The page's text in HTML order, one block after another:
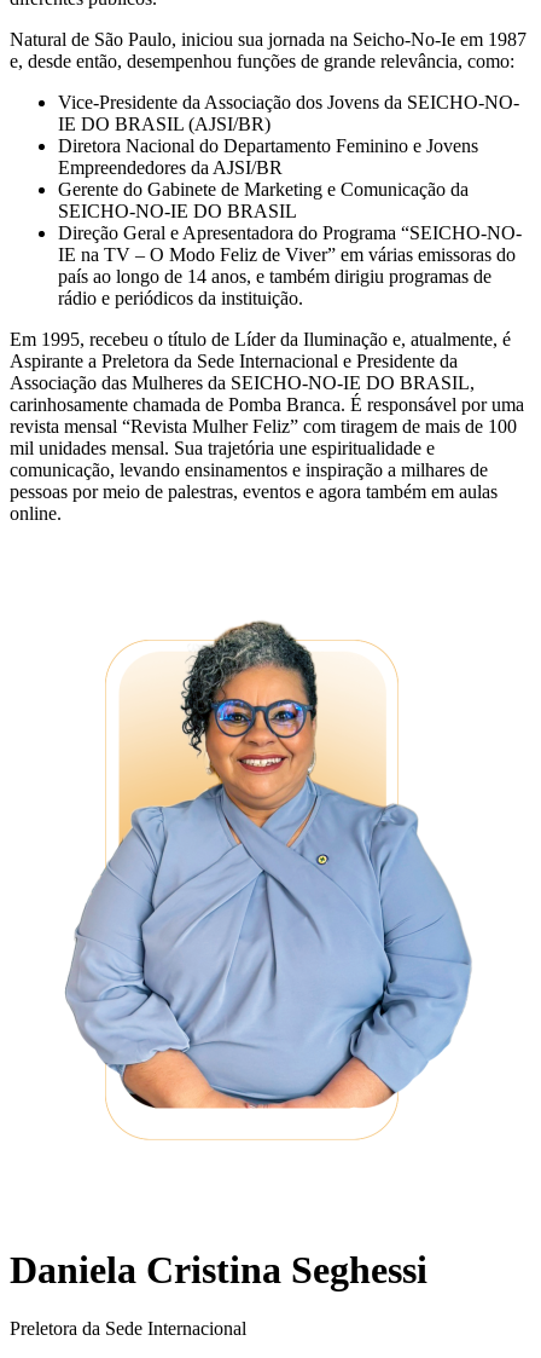
Natural de São Paulo, iniciou sua jornada na Seicho-No-Ie em 1987
e, desde então, desempenhou funções de grande relevância, como:
Vice-Presidente da Associação dos Jovens da SEICHO-NO-
IE DO BRASIL (AJSI/BR)
Diretora Nacional do Departamento Feminino e Jovens
Empreendedores da AJSI/BR
Gerente do Gabinete de Marketing e Comunicação da
SEICHO-NO-IE DO BRASIL
Direção Geral e Apresentadora do Programa “SEICHO-NO-
IE na TV – O Modo Feliz de Viver” em várias emissoras do
país ao longo de 14 anos, e também dirigiu programas de
rádio e periódicos da instituição.
Em 1995, recebeu o título de Líder da Iluminação e, atualmente, é
Aspirante a Preletora da Sede Internacional e Presidente da
Associação das Mulheres da SEICHO-NO-IE DO BRASIL,
carinhosamente chamada de Pomba Branca. É responsável por uma
revista mensal “Revista Mulher Feliz” com tiragem de mais de 100
mil unidades mensal. Sua trajetória une espiritualidade e
comunicação, levando ensinamentos e inspiração a milhares de
pessoas por meio de palestras, eventos e agora também em aulas
online.
Daniela Cristina Seghessi
Preletora da Sede Internacional